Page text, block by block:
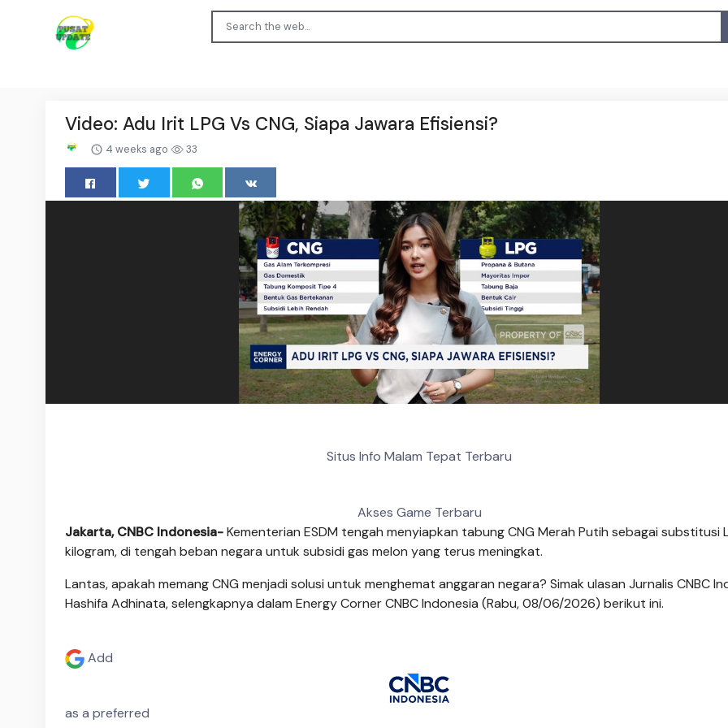
Video: Adu Irit LPG Vs CNG, Siapa Jawara Efisiensi?
4 weeks ago 33
Situs Info Malam Tepat Terbaru
Akses Game Terbaru
Jakarta, CNBC Indonesia-Kementerian ESDM tengah menyiapkan tabung CNG Merah Putih sebagai substitusi
kilogram, di tengah beban negara untuk subsidi gas melon yang terus meningkat.
Lantas, apakah memang CNG menjadi solusi untuk menghemat anggaran negara? Simak ulasan Jurnalis CNBC
Hashifa Adhinata,selengkapnya dalam Energy Corner CNBC Indonesia (Rabu, 08/06/2026) berikut ini.
Add
as a preferred